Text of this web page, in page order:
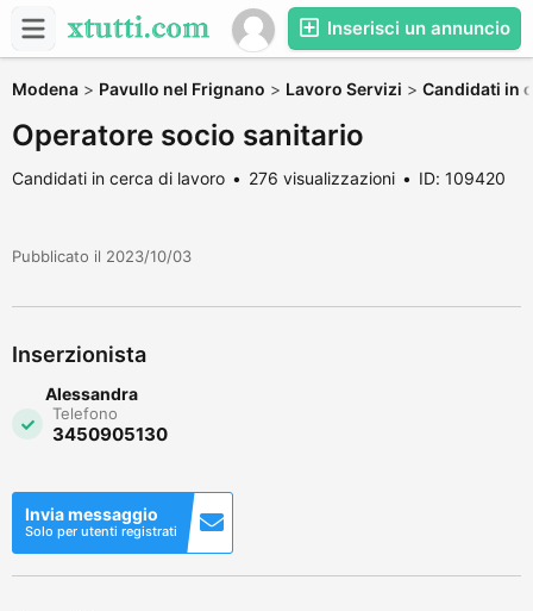
Inserisci un annuncio
Modena > Pavullo nel Frignano > Lavoro Servizi > Candidati in
Operatore socio sanitario
Candidati in cerca di lavoro 276 visualizzazioni ID: 109420
Pubblicato il 2023/10/03
Inserzionista
Alessandra
Telefono
3450905130
Invia messaggio
Solo per utenti registrati